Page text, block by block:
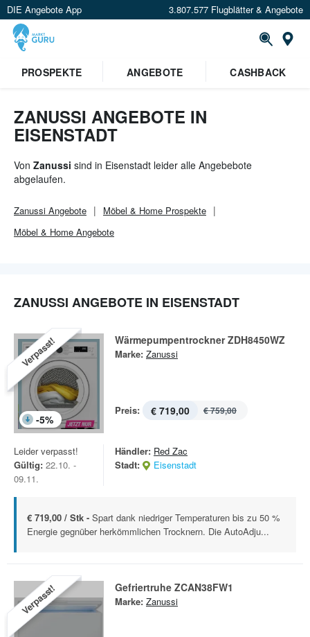
DIE Angebote App 3.807.577 Flugblätter & Angebote
Standort festlegen
PROSPEKTE ANGEBOTE CASHBACK
ZANUSSI ANGEBOTE IN
EISENSTADT
Von Zanussi sind in Eisenstadt leider alle Angebebote
abgelaufen.
Zanussi Angebote Möbel & Home Prospekte
Möbel & Home Angebote
ZANUSSI ANGEBOTE IN EISENSTADT
Verpasst!
-5%
Wärmepumpentrockner ZDH8450WZ
Marke: Zanussi
Preis: € 719,00 € 759,00
Leider verpasst!
Gültig: 22.10. -
09.11.
Händler: Red Zac
Stadt:
Eisenstadt
€ 719,00 / Stk - Spart dank niedriger Temperaturen bis zu 50 %
Energie gegnüber herkömmlichen Trocknern. Die AutoAdju...
Verpasst! Gefriertruhe ZCAN38FW1
Marke: Zanussi